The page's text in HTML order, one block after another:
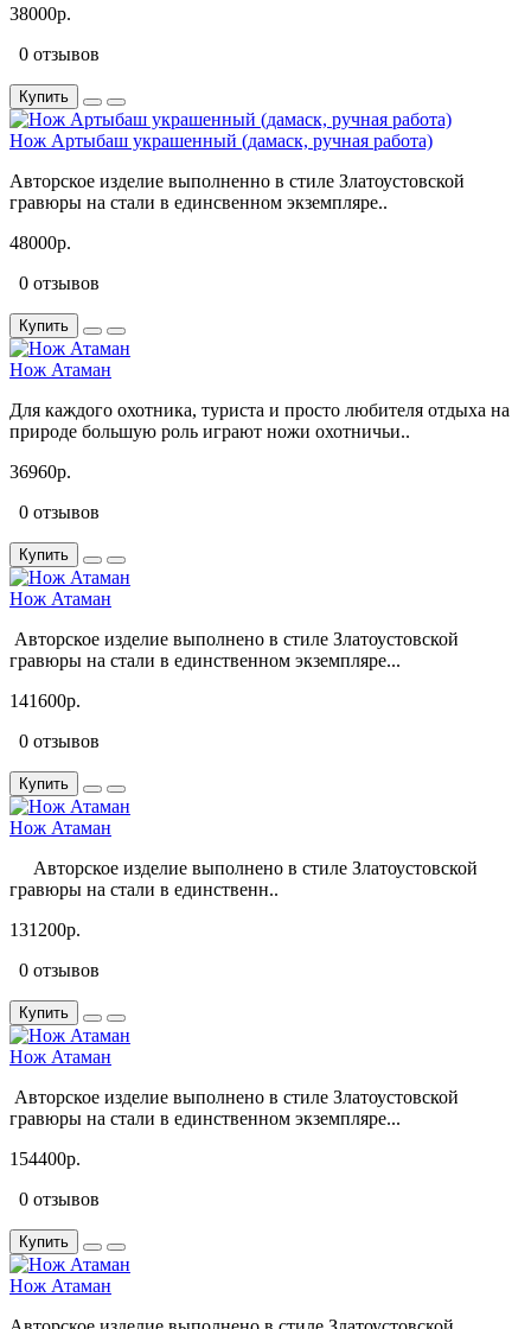
38000р.
0 отзывов
Купить
Нож Артыбаш украшенный (дамаск, ручная работа)
Авторское изделие выполненно в стиле Златоустовской
гравюры на стали в единсвенном экземпляре..
48000р.
0 отзывов
Купить
Нож Атаман
Для каждого охотника, туриста и просто любителя отдыха на
природе большую роль играют ножи охотничьи..
36960р.
0 отзывов
Купить
Нож Атаман
Авторское изделие выполнено в стиле Златоустовской
гравюры на стали в единственном экземпляре...
141600р.
0 отзывов
Купить
Нож Атаман
Авторское изделие выполнено в стиле Златоустовской
гравюры на стали в единственн..
131200р.
0 отзывов
Купить
Нож Атаман
Авторское изделие выполнено в стиле Златоустовской
гравюры на стали в единственном экземпляре...
154400р.
0 отзывов
Купить
Нож Атаман